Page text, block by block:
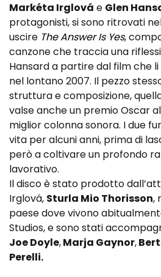
Markéta Irglová e Glen
protagonisti, si sono ritrovati
uscire The Answer Is Yes,
canzone che traccia una
Hansard a partire dal film che
nel lontano 2007. Il pezzo
struttura e composizione,
valse anche un premio Oscar
miglior colonna sonora. I due
vita per alcuni anni, prima di
però a coltivare un profondo
lavorativo.
Il disco è stato prodotto
Irglová, Sturla Mio Thorisson,
paese dove vivono
Studios, e sono stati
Joe Doyle,Marja Gaynor,
Perelli.